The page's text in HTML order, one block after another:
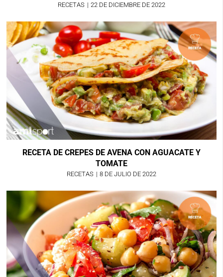
RECETAS | 22 DE DICIEMBRE DE 2022
RECETA DE CREPES DE AVENA CON AGUACATE Y
TOMATE
RECETAS | 8 DE JULIO DE 2022